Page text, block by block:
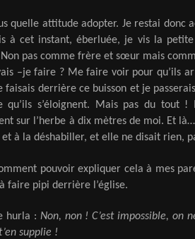
quelle attitude adopter. Je restai donc
à cet instant, éberluée, je vis la
Non pas comme frère et sœur mais
–je faire ? Me faire voir pour qu’ils
derrière ce buisson et je
qu’ils s’éloignent. Mais pas du
sur l’herbe à dix mètres de moi. Et
à la déshabiller, et elle ne disait rien,
pouvoir expliquer cela à mes
faire pipi derrière l’église.
hurla : Non, non ! C’est impossible, on
supplie !